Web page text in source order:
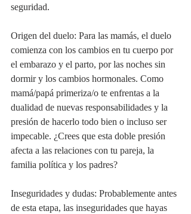
seguridad.
Origen del duelo: Para las mamás, el duelo
comienza con los cambios en tu cuerpo por
el embarazo y el parto, por las noches sin
dormir y los cambios hormonales. Como
mamá/papá primeriza/o te enfrentas a la
dualidad de nuevas responsabilidades y la
presión de hacerlo todo bien o incluso ser
impecable. ¿Crees que esta doble presión
afecta a las relaciones con tu pareja, la
familia política y los padres?
Inseguridades y dudas: Probablemente antes
de esta etapa, las inseguridades que hayas